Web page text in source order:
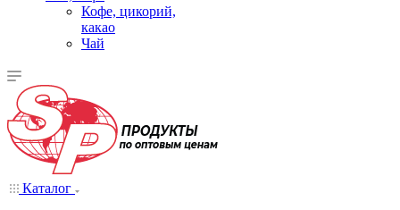
Кофе, цикорий,
какао
Чай
Каталог